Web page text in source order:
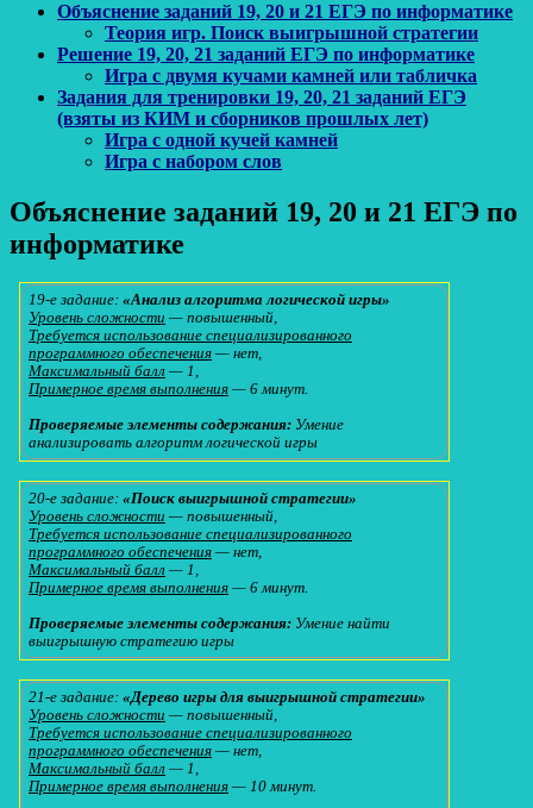
Объяснение заданий 19, 20 и 21 ЕГЭ по информатике
Теория игр. Поиск выигрышной стратегии
Решение 19, 20, 21 заданий ЕГЭ по информатике
Игра с двумя кучами камней или табличка
Задания для тренировки 19, 20, 21 заданий ЕГЭ
(взяты из КИМ и сборников прошлых лет)
Игра с одной кучей камней
Игра с набором слов
Объяснение заданий 19, 20 и 21 ЕГЭ по
информатике
19-е задание: «Анализ алгоритма логической игры»
Уровень сложности — повышенный,
Требуется использование специализированного
программного обеспечения — нет,
Максимальный балл — 1,
Примерное время выполнения — 6 минут.
Проверяемые элементы содержания: Умение
анализировать алгоритм логической игры
20-е задание: «Поиск выигрышной стратегии»
Уровень сложности — повышенный,
Требуется использование специализированного
программного обеспечения — нет,
Максимальный балл — 1,
Примерное время выполнения — 6 минут.
Проверяемые элементы содержания: Умение найти
выигрышную стратегию игры
21-е задание: «Дерево игры для выигрышной стратегии»
Уровень сложности — повышенный,
Требуется использование специализированного
программного обеспечения — нет,
Максимальный балл — 1,
Примерное время выполнения — 10 минут.